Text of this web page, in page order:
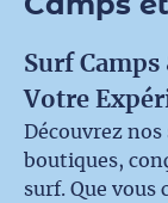
Surf
Votre
Découvrez
boutiques,
surf. Que vous